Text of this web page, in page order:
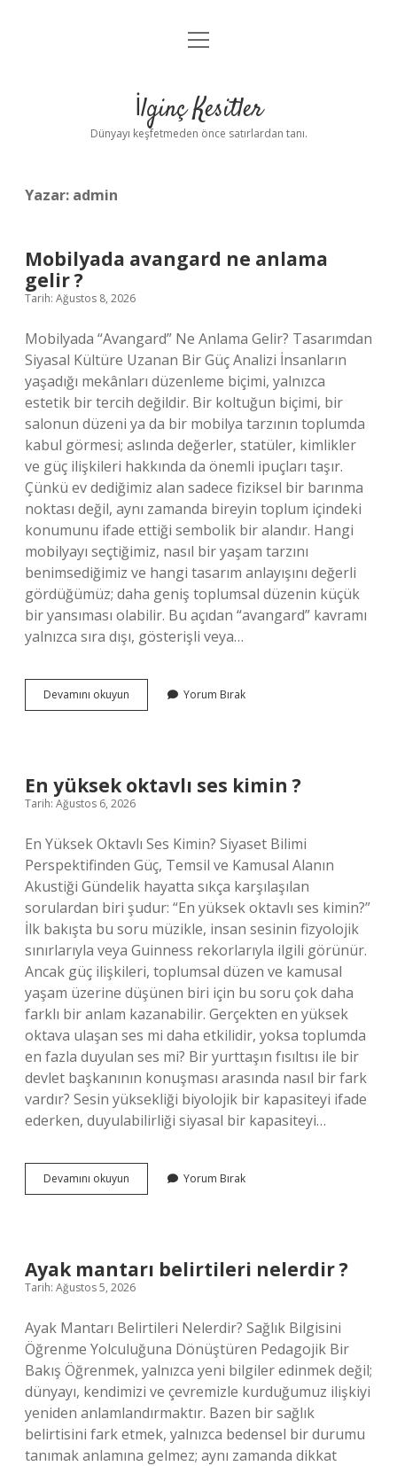
Anasayfa
Yasal Uyarı
menüyü
İlginç Kesitler
Dünyayı keşfetmeden önce satırlardan tanı.
Yazar: admin
Mobilyada avangard ne anlama
gelir ?
Tarih: Ağustos 8, 2026
Mobilyada “Avangard” Ne Anlama Gelir? Tasarımdan
Siyasal Kültüre Uzanan Bir Güç Analizi İnsanların
yaşadığı mekânları düzenleme biçimi, yalnızca
estetik bir tercih değildir. Bir koltuğun biçimi, bir
salonun düzeni ya da bir mobilya tarzının toplumda
kabul görmesi; aslında değerler, statüler, kimlikler
ve güç ilişkileri hakkında da önemli ipuçları taşır.
Çünkü ev dediğimiz alan sadece fiziksel bir barınma
noktası değil, aynı zamanda bireyin toplum içindeki
konumunu ifade ettiği sembolik bir alandır. Hangi
mobilyayı seçtiğimiz, nasıl bir yaşam tarzını
benimsediğimiz ve hangi tasarım anlayışını değerli
gördüğümüz; daha geniş toplumsal düzenin küçük
bir yansıması olabilir. Bu açıdan “avangard” kavramı
yalnızca sıra dışı, gösterişli veya…
Devamını okuyun Mobilyada
avangard
Yorum Bırak
En yüksek oktavlı ses kimin ?
Tarih: Ağustos 6, 2026
En Yüksek Oktavlı Ses Kimin? Siyaset Bilimi
Perspektifinden Güç, Temsil ve Kamusal Alanın
Akustiği Gündelik hayatta sıkça karşılaşılan
sorulardan biri şudur: “En yüksek oktavlı ses kimin?”
İlk bakışta bu soru müzikle, insan sesinin fizyolojik
sınırlarıyla veya Guinness rekorlarıyla ilgili görünür.
Ancak güç ilişkileri, toplumsal düzen ve kamusal
yaşam üzerine düşünen biri için bu soru çok daha
farklı bir anlam kazanabilir. Gerçekten en yüksek
oktava ulaşan ses mi daha etkilidir, yoksa toplumda
en fazla duyulan ses mi? Bir yurttaşın fısıltısı ile bir
devlet başkanının konuşması arasında nasıl bir fark
vardır? Sesin yüksekliği biyolojik bir kapasiteyi ifade
ederken, duyulabilirliği siyasal bir kapasiteyi…
Devamını okuyun
yüksek
Yorum Bırak
Ayak mantarı belirtileri nelerdir ?
Tarih: Ağustos 5, 2026
Ayak Mantarı Belirtileri Nelerdir? Sağlık Bilgisini
Öğrenme Yolculuğuna Dönüştüren Pedagojik Bir
Bakış Öğrenmek, yalnızca yeni bilgiler edinmek değil;
dünyayı, kendimizi ve çevremizle kurduğumuz ilişkiyi
yeniden anlamlandırmaktır. Bazen bir sağlık
belirtisini fark etmek, yalnızca bedensel bir durumu
tanımak anlamına gelmez; aynı zamanda dikkat